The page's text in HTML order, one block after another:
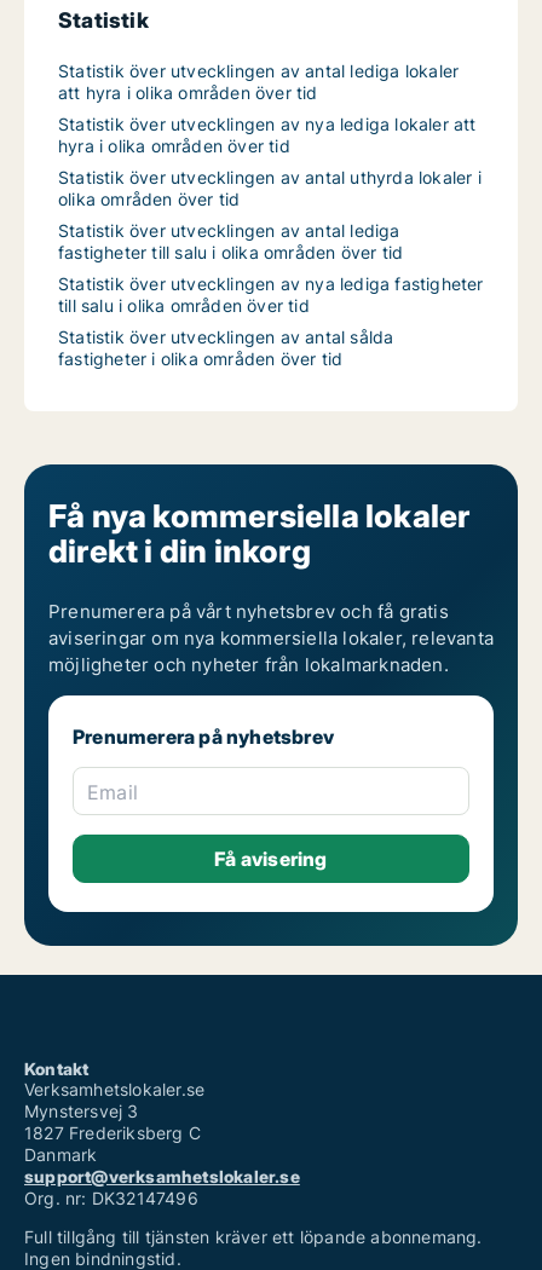
Statistik
Statistik över utvecklingen av antal lediga lokaler
att hyra i olika områden över tid
Statistik över utvecklingen av nya lediga lokaler att
hyra i olika områden över tid
Statistik över utvecklingen av antal uthyrda lokaler i
olika områden över tid
Statistik över utvecklingen av antal lediga
fastigheter till salu i olika områden över tid
Statistik över utvecklingen av nya lediga fastigheter
till salu i olika områden över tid
Statistik över utvecklingen av antal sålda
fastigheter i olika områden över tid
Få nya kommersiella lokaler
direkt i din inkorg
Prenumerera på vårt nyhetsbrev och få gratis
aviseringar om nya kommersiella lokaler, relevanta
möjligheter och nyheter från lokalmarknaden.
Prenumerera på nyhetsbrev
Email
Kontakt
Verksamhetslokaler.se
Mynstersvej 3
1827 Frederiksberg C
Danmark
support@verksamhetslokaler.se
Org. nr: DK32147496
Full tillgång till tjänsten kräver ett löpande abonnemang.
Ingen bindningstid.